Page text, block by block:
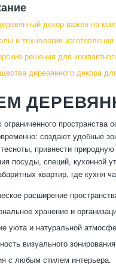
декор важен на
и технологии изготовления
решения для
деревянного декора
ограниченного
создают удобные
привнести
посуды, специй, кухонной
квартир, где кухня
расширение
хранение и
уюта и натуральной
визуального
с любым стилем интерьера.